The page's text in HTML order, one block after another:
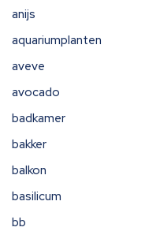
anijs
aquariumplanten
aveve
avocado
badkamer
bakker
balkon
basilicum
bb